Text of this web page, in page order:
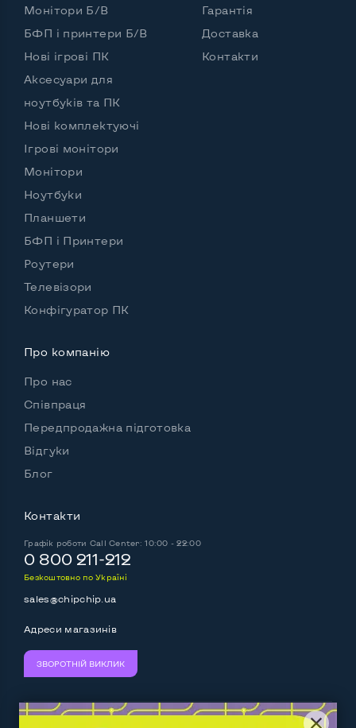
Монітори Б/В
БФП і принтери Б/В
Нові ігрові ПК
Аксесуари для
ноутбуків та ПК
Нові комплектуючі
Ігрові монітори
Монітори
Ноутбуки
Планшети
БФП і Принтери
Роутери
Телевізори
Конфігуратор ПК
Гарантія
Доставка
Контакти
Про компанію
Про нас
Співпраця
Передпродажна підготовка
Відгуки
Блог
Контакти
Графік роботи Call Center: 10:00 - 22:00
0 800 211-212
Безкоштовно по Україні
sales@chipchip.ua
Адреси магазинів
ЗВОРОТНІЙ ВИКЛИК
Слідкуйте за нами: